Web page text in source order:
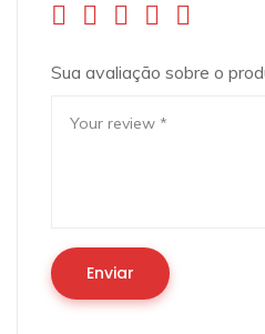
Sua avaliação sobre o